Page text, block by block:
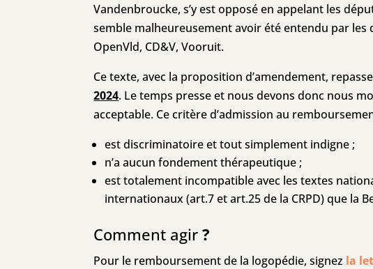
Vandenbroucke, s’y est opposé en appelant les
semble malheureusement avoir été entendu par les
OpenVld, CD&V, Vooruit.
Ce texte, avec la proposition d’amendement,
2024. Le temps presse et nous devons donc nous
acceptable. Ce critère d’admission au
est discriminatoire et tout simplement indigne ;
n’a aucun fondement thérapeutique ;
est totalement incompatible avec les textes
internationaux (art.7 et art.25 de la CRPD) que la
Comment agir ?
Pour le remboursement de la logopédie, signez la